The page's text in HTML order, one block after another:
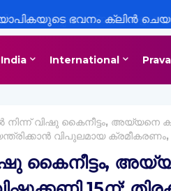
ഭവനം ക്ലിൻ
സഹപ്രവർത്തകരും
India International
നിന്ന് വിഷു കൈനീട്ടം, അയ്യനെ
വിപുലമായ ക്രമീകരണം,
കൈനീട്ടം,